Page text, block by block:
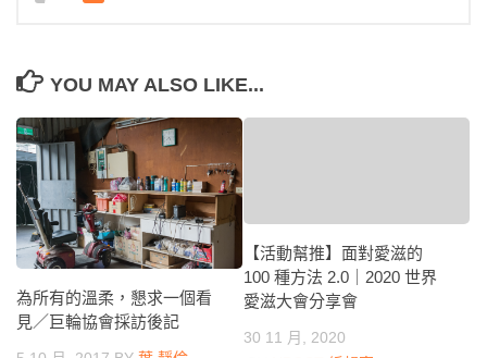
YOU MAY ALSO LIKE...
為所有的溫柔，懇求一個看
見／巨輪協會採訪後記
【活動幫推】面對愛滋的
100 種方法 2.0｜2020 世界
愛滋大會分享會
30 11 月, 2020